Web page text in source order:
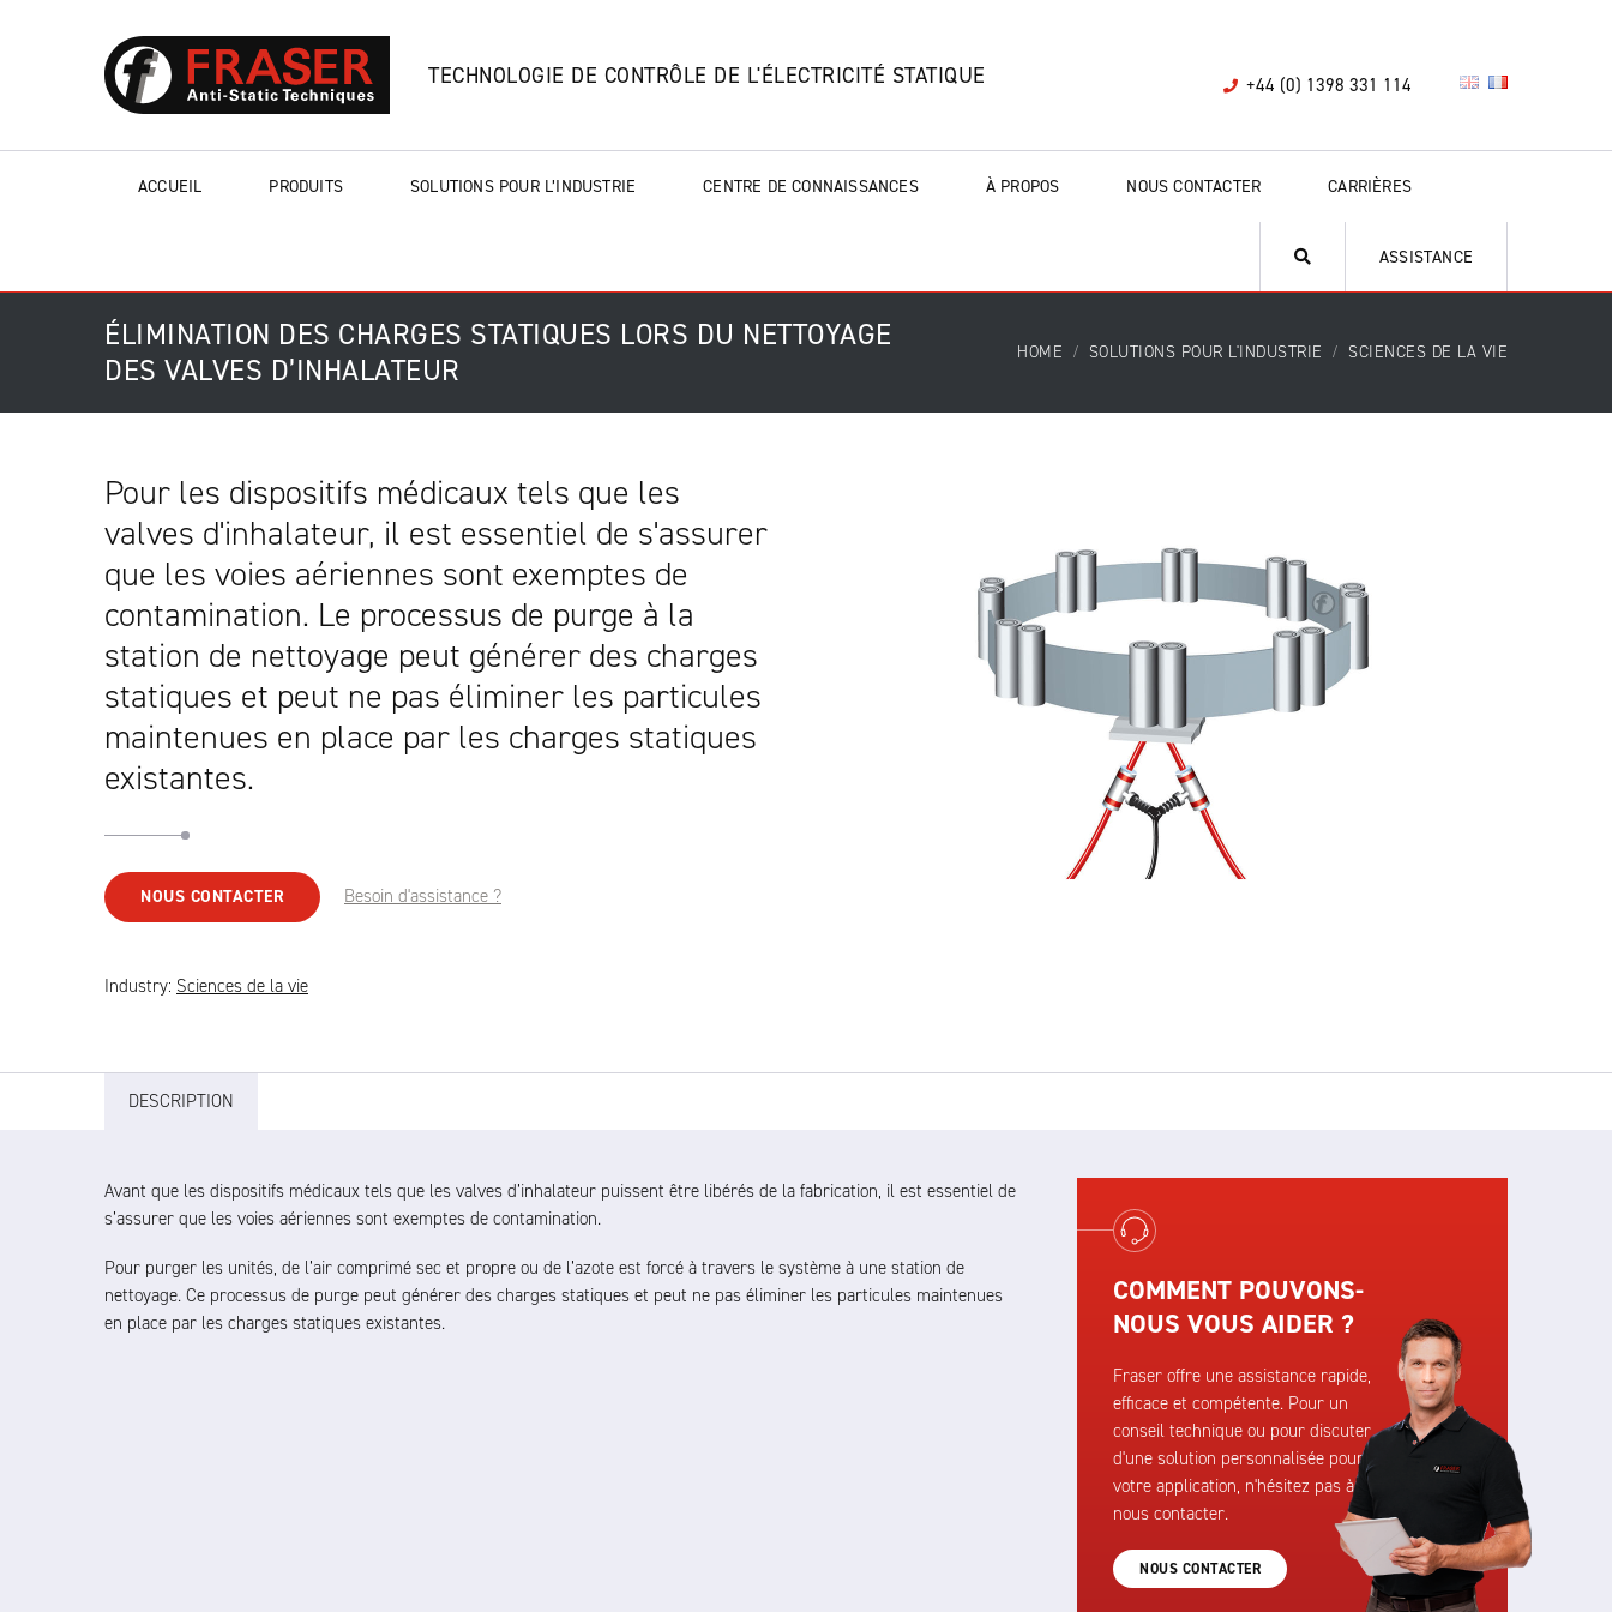
+44 (0) 1398 331 114
TECHNOLOGIE DE CONTRÔLE DE L'ÉLECTRICITÉ STATIQUE
ACCUEIL PRODUITS SOLUTIONS POUR L’INDUSTRIE CENTRE DE CONNAISSANCES À PROPOS NOUS CONTACTER CARRIÈRES
ASSISTANCE
ÉLIMINATION DES CHARGES STATIQUES LORS DU NETTOYAGE
DES VALVES D’INHALATEUR
HOME SOLUTIONS POUR L'INDUSTRIE SCIENCES DE LA VIE
Pour les dispositifs médicaux tels que les
valves d'inhalateur, il est essentiel de s'assurer
que les voies aériennes sont exemptes de
contamination. Le processus de purge à la
station de nettoyage peut générer des charges
statiques et peut ne pas éliminer les particules
maintenues en place par les charges statiques
existantes.
NOUS CONTACTER Besoin d'assistance ?
Industry: Sciences de la vie
DESCRIPTION
Avant que les dispositifs médicaux tels que les valves d’inhalateur puissent être libérés de la fabrication, il est essentiel de
s’assurer que les voies aériennes sont exemptes de contamination.
Pour purger les unités, de l’air comprimé sec et propre ou de l’azote est forcé à travers le système à une station de
nettoyage. Ce processus de purge peut générer des charges statiques et peut ne pas éliminer les particules maintenues
en place par les charges statiques existantes.
COMMENT POUVONS-
NOUS VOUS AIDER ?
Fraser offre une assistance rapide,
efficace et compétente. Pour un
conseil technique ou pour discuter
d'une solution personnalisée pour
votre application, n'hésitez pas à
nous contacter.
NOUS CONTACTER